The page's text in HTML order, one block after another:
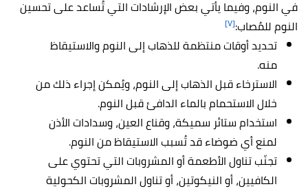
في النوم، وفيما يأتي بعض الإرشادات التي تُساعد على تحسين
النوم للمُصاب:[٧]
تحديد أوقات منتظمة للذهاب إلى النوم والاستيقاظ
منه.
الاسترخاء قبل الذهاب إلى النوم، ويُمكن إجراء ذلك من
خلال الاستحمام بالماء الدافئ قبل النوم.
استخدام ستائر سميكة، وقناع العين، وسدادات الأذن
لمنع أي ضوضاء قد تُسبب الاستيقاظ من النوم.
تجنّب تناول الأطعمة أو المشروبات التي تحتوي على
الكافيين، أو النيكوتين، أو تناول المشروبات الكحولية